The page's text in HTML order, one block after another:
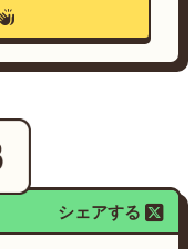
シェアする